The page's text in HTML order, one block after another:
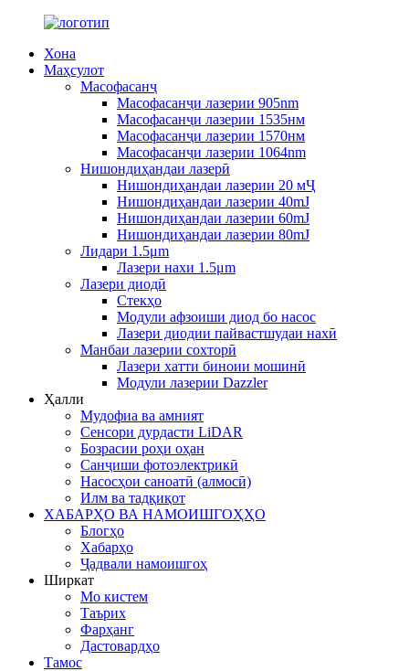
Хона
Маҳсулот
Масофасанҷ
Масофасанҷи лазерии 905nm
Масофасанҷи лазерии 1535нм
Масофасанҷи лазерии 1570нм
Масофасанҷи лазерии 1064nm
Нишондиҳандаи лазерӣ
Нишондиҳандаи лазерии 20 мҶ
Нишондиҳандаи лазерии 40mJ
Нишондиҳандаи лазерии 60mJ
Нишондиҳандаи лазерии 80mJ
Лидари 1.5μm
Лазери нахи 1.5μm
Лазери диодӣ
Стекҳо
Модули афзоиши диод бо насос
Лазери диодии пайвастшудаи нахӣ
Манбаи лазерии сохторӣ
Лазери хатти биноии мошинӣ
Модули лазерии Dazzler
Ҳалли
Мудофиа ва амният
Сенсори дурдасти LiDAR
Бозрасии роҳи оҳан
Санҷиши фотоэлектрикӣ
Насосҳои саноатӣ (алмосӣ)
Илм ва тадқиқот
ХАБАРҲО ВА НАМОИШГОҲҲО
Блогҳо
Хабарҳо
Ҷадвали намоишгоҳ
Ширкат
Мо кистем
Таърих
Фарҳанг
Дастовардҳо
Тамос